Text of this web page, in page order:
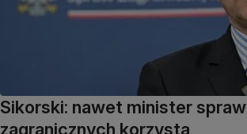
Sikorski: nawet minister spraw
zagranicznych korzysta